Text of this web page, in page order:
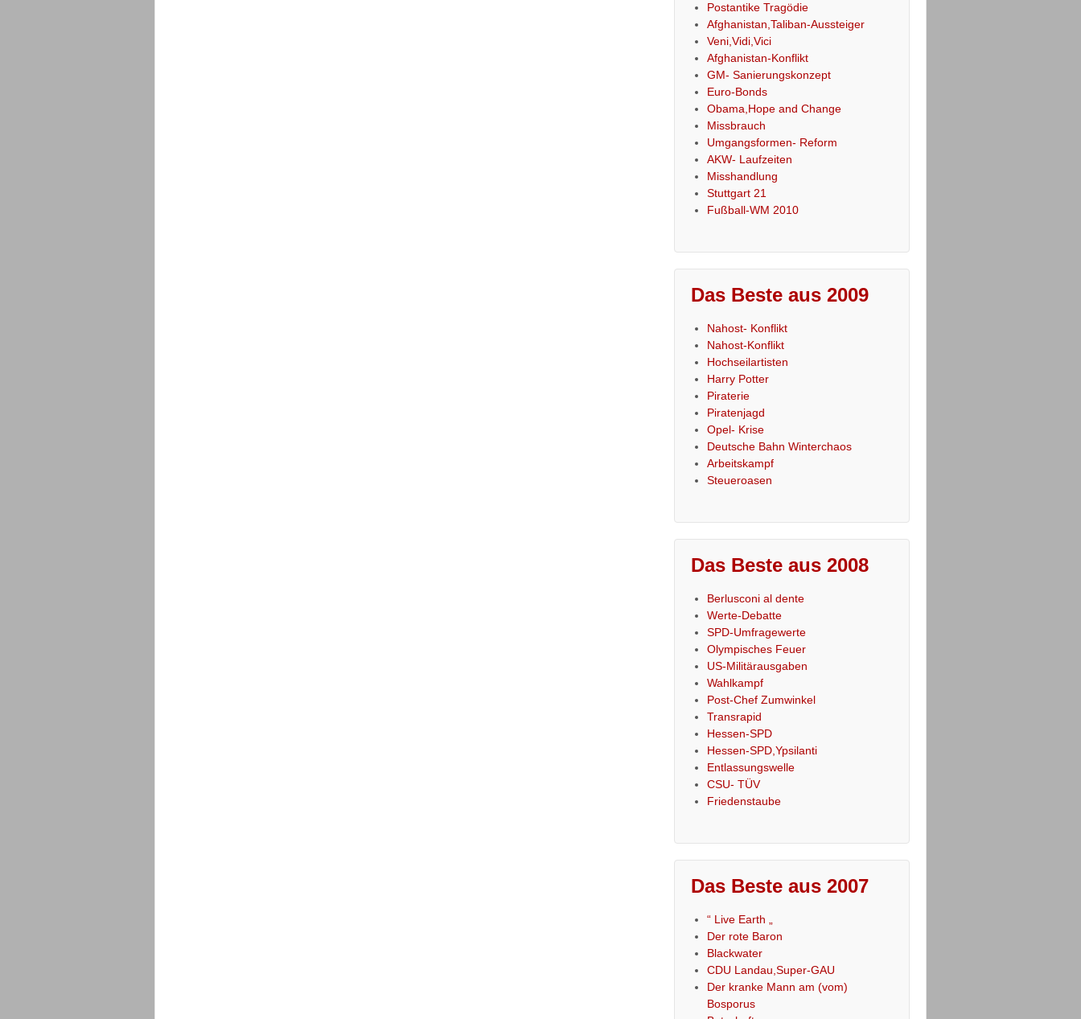
Postantike Tragödie
Afghanistan,Taliban-Aussteiger
Veni,Vidi,Vici
Afghanistan-Konflikt
GM- Sanierungskonzept
Euro-Bonds
Obama,Hope and Change
Missbrauch
Umgangsformen- Reform
AKW- Laufzeiten
Misshandlung
Stuttgart 21
Fußball-WM 2010
Das Beste aus 2009
Nahost- Konflikt
Nahost-Konflikt
Hochseilartisten
Harry Potter
Piraterie
Piratenjagd
Opel- Krise
Deutsche Bahn Winterchaos
Arbeitskampf
Steueroasen
Das Beste aus 2008
Berlusconi al dente
Werte-Debatte
SPD-Umfragewerte
Olympisches Feuer
US-Militärausgaben
Wahlkampf
Post-Chef Zumwinkel
Transrapid
Hessen-SPD
Hessen-SPD,Ypsilanti
Entlassungswelle
CSU- TÜV
Friedenstaube
Das Beste aus 2007
“ Live Earth „
Der rote Baron
Blackwater
CDU Landau,Super-GAU
Der kranke Mann am (vom)
Bosporus